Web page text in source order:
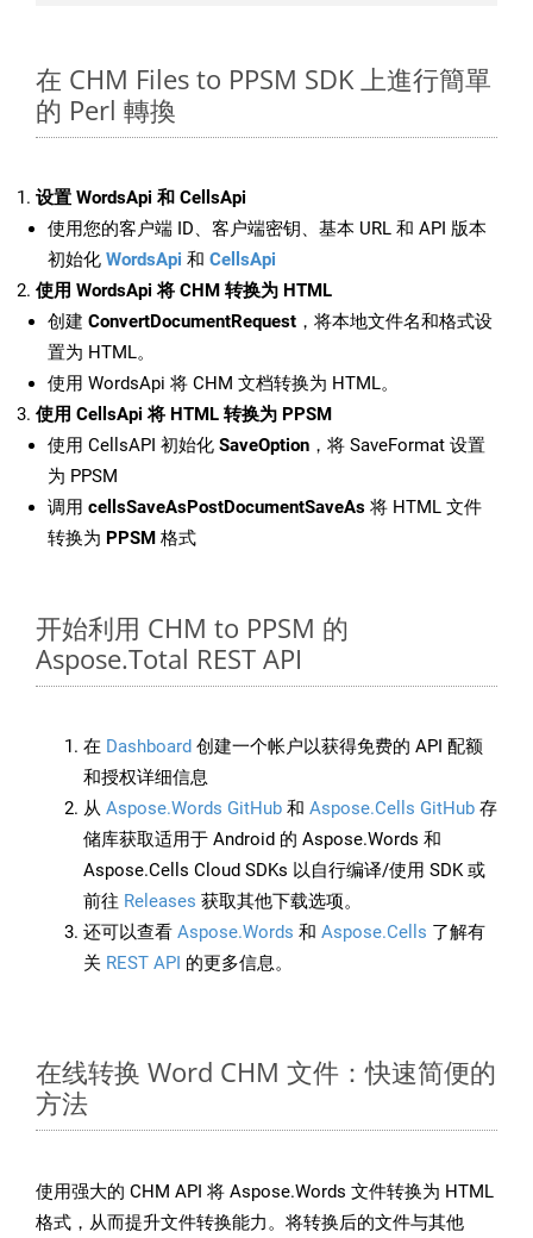
在 CHM Files to PPSM SDK 上進行簡單
的 Perl 轉換
设置 WordsApi 和 CellsApi
使用您的客户端 ID、客户端密钥、基本 URL 和 API 版本
初始化 WordsApi 和 CellsApi
使用 WordsApi 将 CHM 转换为 HTML
创建 ConvertDocumentRequest ，将本地文件名和格式设
置为 HTML。
使用 WordsApi 将 CHM 文档转换为 HTML。
使用 CellsApi 将 HTML 转换为 PPSM
使用 CellsAPI 初始化 SaveOption ，将 SaveFormat 设置
为 PPSM
调用 cellsSaveAsPostDocumentSaveAs 将 HTML 文件
转换为 PPSM 格式
开始利用 CHM to PPSM 的
Aspose.Total REST API
在 Dashboard 创建一个帐户以获得免费的 API 配额
和授权详细信息
从 Aspose.Words GitHub 和 Aspose.Cells GitHub 存
储库获取适用于 Android 的 Aspose.Words 和
Aspose.Cells Cloud SDKs 以自行编译/使用 SDK 或
前往 Releases 获取其他下载选项。
还可以查看 Aspose.Words 和 Aspose.Cells 了解有
关 REST API 的更多信息。
在线转换 Word CHM 文件：快速简便的
方法
使用强大的 CHM API 将 Aspose.Words 文件转换为 HTML
格式，从而提升文件转换能力。将转换后的文件与其他